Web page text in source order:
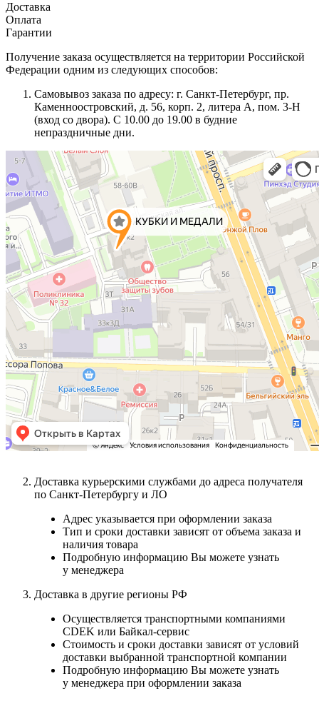
Доставка
Оплата
Гарантии
Получение заказа осуществляется на территории Российской
Федерации одним из следующих способов:
Самовывоз заказа по адресу: г. Санкт-Петербург, пр.
Каменноостровский, д. 56, корп. 2, литера А, пом. 3-Н
(вход со двора). С 10.00 до 19.00 в будние
непраздничные дни.
Доставка курьерскими службами до адреса получателя
по Санкт-Петербургу и ЛО
Адрес указывается при оформлении заказа
Тип и сроки доставки зависят от объема заказа и
наличия товара
Подробную информацию Вы можете узнать
у менеджера
Доставка в другие регионы РФ
Осуществляется транспортными компаниями
CDEK или Байкал-сервис
Стоимость и сроки доставки зависят от условий
доставки выбранной транспортной компании
Подробную информацию Вы можете узнать
у менеджера при оформлении заказа